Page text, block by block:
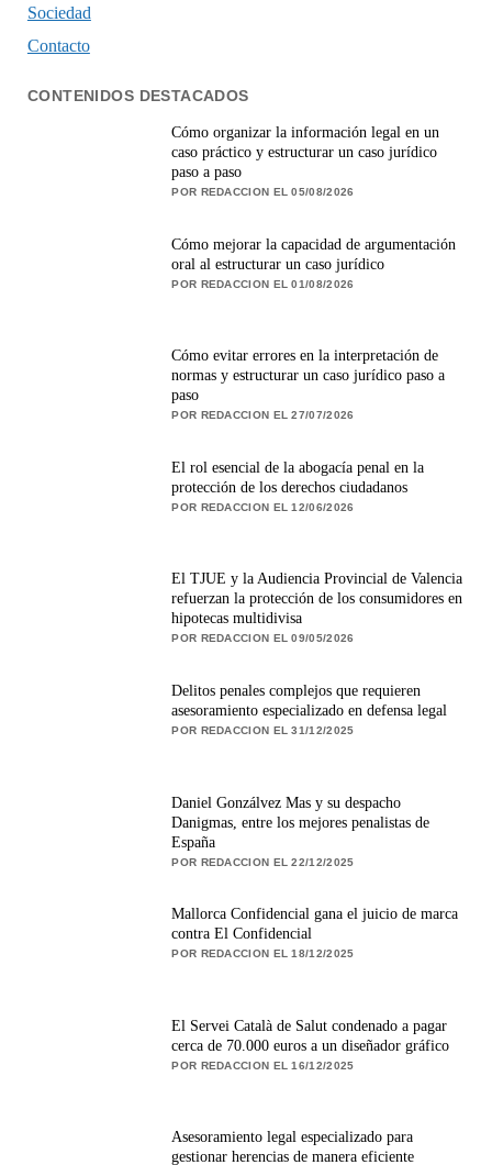
Sociedad
Contacto
CONTENIDOS DESTACADOS
Cómo organizar la información legal en un
caso práctico y estructurar un caso jurídico
paso a paso
POR REDACCION EL 05/08/2026
Cómo mejorar la capacidad de argumentación
oral al estructurar un caso jurídico
POR REDACCION EL 01/08/2026
Cómo evitar errores en la interpretación de
normas y estructurar un caso jurídico paso a
paso
POR REDACCION EL 27/07/2026
El rol esencial de la abogacía penal en la
protección de los derechos ciudadanos
POR REDACCION EL 12/06/2026
El TJUE y la Audiencia Provincial de Valencia
refuerzan la protección de los consumidores en
hipotecas multidivisa
POR REDACCION EL 09/05/2026
Delitos penales complejos que requieren
asesoramiento especializado en defensa legal
POR REDACCION EL 31/12/2025
Daniel Gonzálvez Mas y su despacho
Danigmas, entre los mejores penalistas de
España
POR REDACCION EL 22/12/2025
Mallorca Confidencial gana el juicio de marca
contra El Confidencial
POR REDACCION EL 18/12/2025
El Servei Català de Salut condenado a pagar
cerca de 70.000 euros a un diseñador gráfico
POR REDACCION EL 16/12/2025
Asesoramiento legal especializado para
gestionar herencias de manera eficiente